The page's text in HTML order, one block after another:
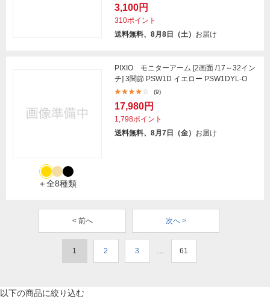
3,100円
310ポイント
送料無料、8月8日（土） お届け
＋全8種類
PIXIO モニターアーム [2画面 /17～32イン
チ] 3関節 PSW1D イエロー PSW1DYL-O
(9)
17,980円
1,798ポイント
送料無料、8月7日（金） お届け
< 前へ 次へ >
1 2 3 … 61
以下の商品に絞り込む